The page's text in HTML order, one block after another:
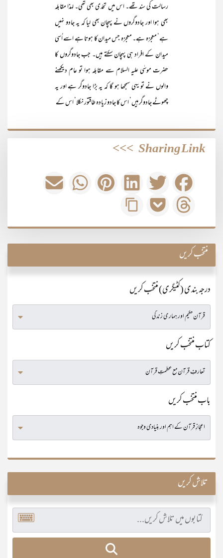
رسالت کی سند تھے۔ اس میں تحدّی بھی تھی۔ لہذا مقابلہ
بھی ہوا اور جادوگروں نے پہچان بھی لیا کہ یہ جادو نہیں
ہے‘ معجزہ ہے۔ معجزہ جس میدان کا ہوتا ہے اسے اُسی
میدان کے افراد ہی پہچان سکتے ہیں۔ جب جادوگروں کا
حضرت موسٰی علیہ السلام سے مقابلہ ہوا تو عام دیکھنے
والوں نے تو یہی سمجھا ہو گا کہ یہ بڑا جادوگر ہے اور یہ
چھوٹے جادوگر ہیں‘ اس کا جادو زیادہ طاقتور نکلا‘ اس کے
Sharing Link
>>>
منتخب کریں
درجہ بندی (کٹیگری) منتخب کریں
کتاب منتخب کریں
باب منتخب کریں
تلاش کریں